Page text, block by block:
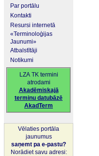
Par portālu
Kontakti
Resursi internetā
«Terminoloģijas
Jaunumi»
Atbalstītāji
Notikumi
LZA TK termini
atrodami
Akadēmiskajā
terminu datubāzē
AkadTerm
Vēlaties portāla
jaunumus
saņemt pa e-pastu?
Norādiet savu adresi: